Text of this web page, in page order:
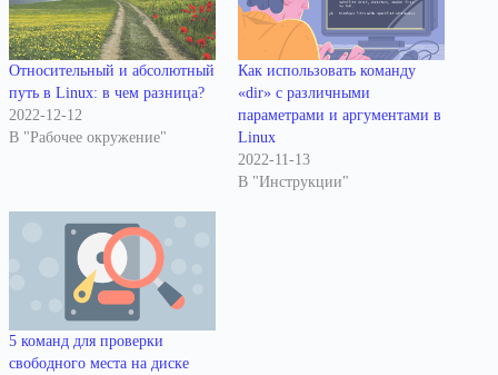
Относительный и абсолютный
путь в Linux: в чем разница?
2022-12-12
В "Рабочее окружение"
Как использовать команду
«dir» с различными
параметрами и аргументами в
Linux
2022-11-13
В "Инструкции"
5 команд для проверки
свободного места на диске